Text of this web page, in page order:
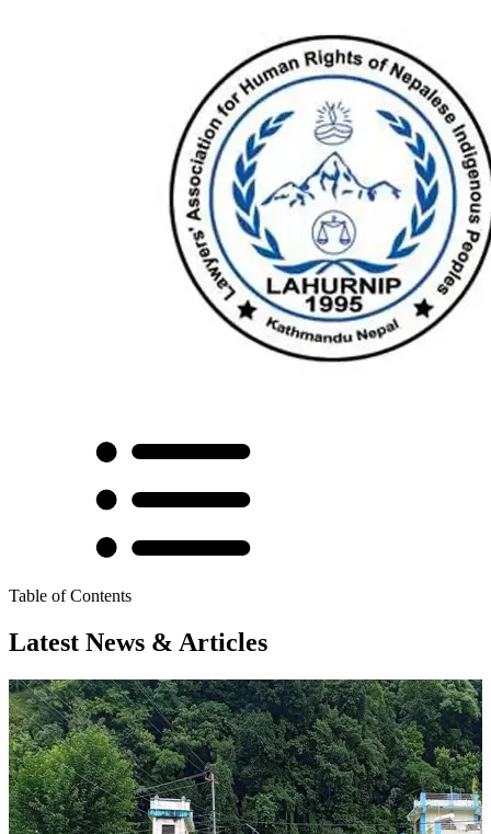
Table of Contents
Latest News & Articles